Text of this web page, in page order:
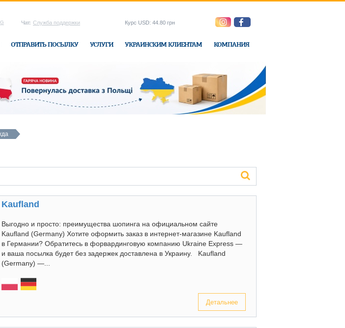
Чат: Служба поддержки
ОТПРАВИТЬ ПОСЫЛКУ УСЛУГИ УКРАИНСКИМ КЛИЕНТАМ КОМПАНИЯ
Курс USD: 44.80 грн
в офисе Ukraine-Express
Kaufland
Выгодно и просто: преимущества шопинга на официальном сайте
Kaufland (Germany) Хотите оформить заказ в интернет-магазине Kaufland
в Германии? Обратитесь в форвардинговую компанию Ukraine Express —
и ваша посылка будет без задержек доставлена в Украину. Kaufland
(Germany) —...
Детальнее